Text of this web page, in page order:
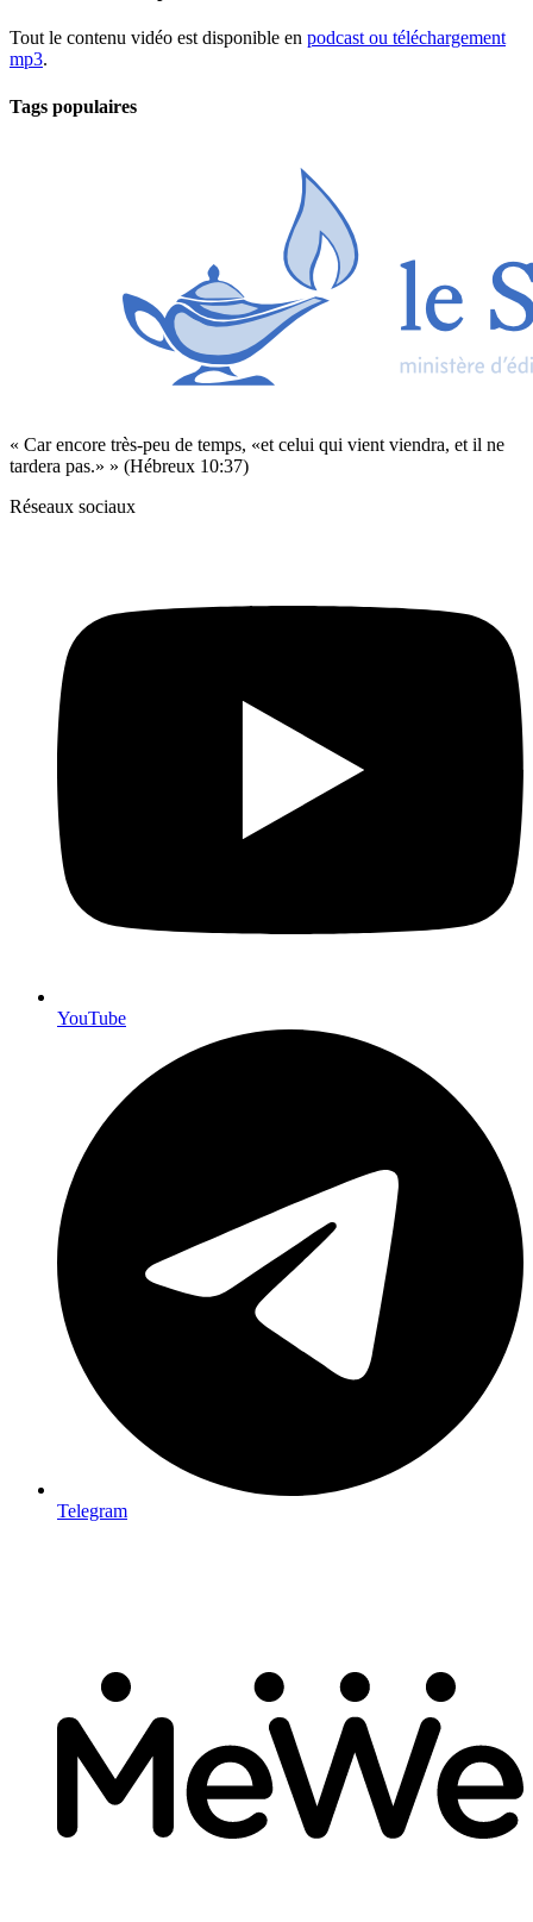
Tout le contenu vidéo est disponible en podcast ou téléchargement
mp3.
Tags populaires
« Car encore très-peu de temps, «et celui qui vient viendra, et il ne
tardera pas.» » (Hébreux 10:37)
Réseaux sociaux
YouTube
Telegram